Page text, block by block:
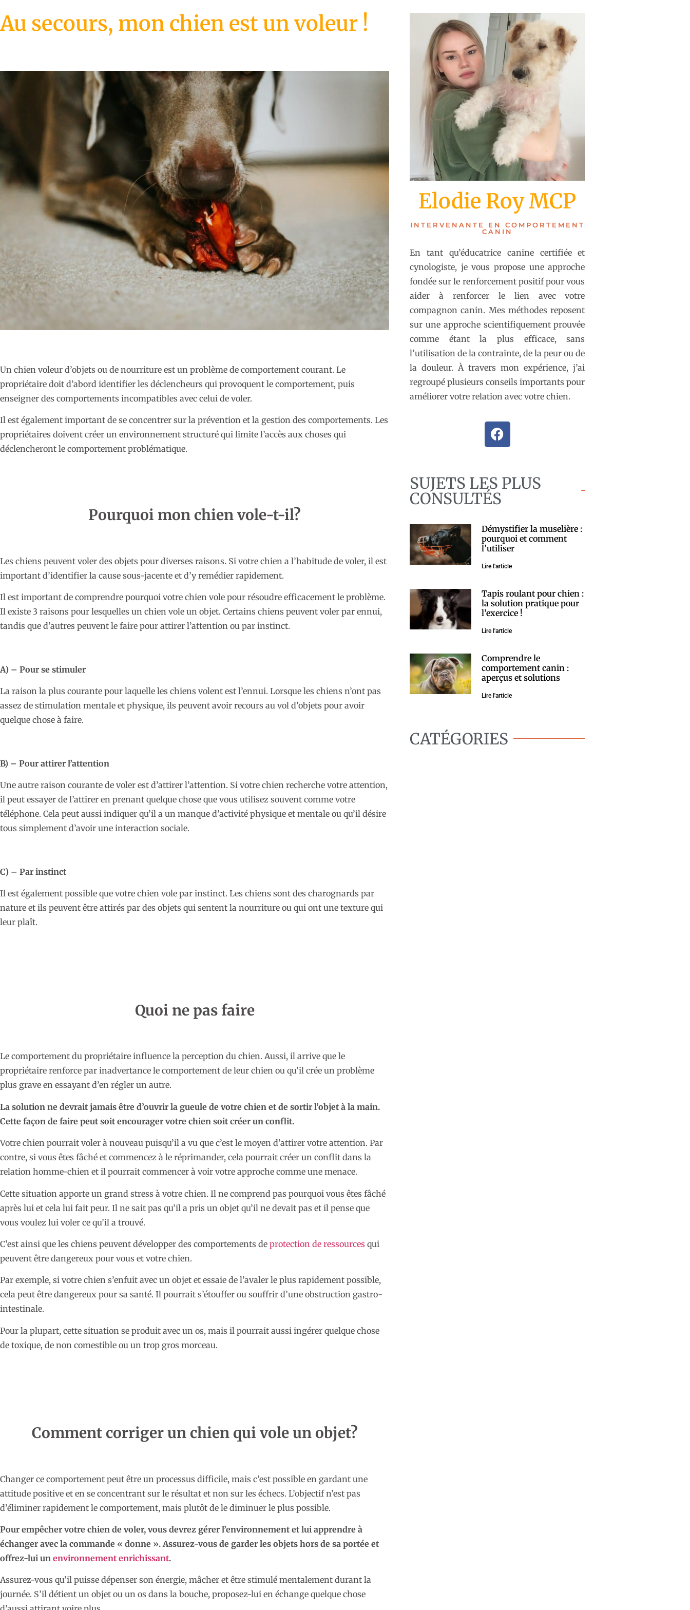
Au secours, mon chien est un voleur !
Un chien voleur d’objets ou de nourriture est un problème de comportement courant. Le
propriétaire doit d’abord identifier les déclencheurs qui provoquent le comportement, puis
enseigner des comportements incompatibles avec celui de voler.
Il est également important de se concentrer sur la prévention et la gestion des comportements. Les
propriétaires doivent créer un environnement structuré qui limite l’accès aux choses qui
déclencheront le comportement problématique.
Pourquoi mon chien vole-t-il?
Les chiens peuvent voler des objets pour diverses raisons. Si votre chien a l’habitude de voler, il est
important d’identifier la cause sous-jacente et d’y remédier rapidement.
Il est important de comprendre pourquoi votre chien vole pour résoudre efficacement le problème.
Il existe 3 raisons pour lesquelles un chien vole un objet. Certains chiens peuvent voler par ennui,
tandis que d’autres peuvent le faire pour attirer l’attention ou par instinct.
A) – Pour se stimuler
La raison la plus courante pour laquelle les chiens volent est l’ennui. Lorsque les chiens n’ont pas
assez de stimulation mentale et physique, ils peuvent avoir recours au vol d’objets pour avoir
quelque chose à faire.
B) – Pour attirer l’attention
Une autre raison courante de voler est d’attirer l’attention. Si votre chien recherche votre attention,
il peut essayer de l’attirer en prenant quelque chose que vous utilisez souvent comme votre
téléphone. Cela peut aussi indiquer qu’il a un manque d’activité physique et mentale ou qu’il désire
tous simplement d’avoir une interaction sociale.
C) – Par instinct
Il est également possible que votre chien vole par instinct. Les chiens sont des charognards par
nature et ils peuvent être attirés par des objets qui sentent la nourriture ou qui ont une texture qui
leur plaît.
Quoi ne pas faire
Le comportement du propriétaire influence la perception du chien. Aussi, il arrive que le
propriétaire renforce par inadvertance le comportement de leur chien ou qu’il crée un problème
plus grave en essayant d’en régler un autre.
La solution ne devrait jamais être d’ouvrir la gueule de votre chien et de sortir l’objet à la main.
Cette façon de faire peut soit encourager votre chien soit créer un conflit.
Votre chien pourrait voler à nouveau puisqu’il a vu que c’est le moyen d’attirer votre attention. Par
contre, si vous êtes fâché et commencez à le réprimander, cela pourrait créer un conflit dans la
relation homme-chien et il pourrait commencer à voir votre approche comme une menace.
Cette situation apporte un grand stress à votre chien. Il ne comprend pas pourquoi vous êtes fâché
après lui et cela lui fait peur. Il ne sait pas qu’il a pris un objet qu’il ne devait pas et il pense que
vous voulez lui voler ce qu’il a trouvé.
C’est ainsi que les chiens peuvent développer des comportements de protection de ressources qui
peuvent être dangereux pour vous et votre chien.
Par exemple, si votre chien s’enfuit avec un objet et essaie de l’avaler le plus rapidement possible,
cela peut être dangereux pour sa santé. Il pourrait s’étouffer ou souffrir d’une obstruction gastro-
intestinale.
Pour la plupart, cette situation se produit avec un os, mais il pourrait aussi ingérer quelque chose
de toxique, de non comestible ou un trop gros morceau.
Comment corriger un chien qui vole un objet?
Changer ce comportement peut être un processus difficile, mais c’est possible en gardant une
attitude positive et en se concentrant sur le résultat et non sur les échecs. L’objectif n’est pas
d’éliminer rapidement le comportement, mais plutôt de le diminuer le plus possible.
Pour empêcher votre chien de voler, vous devrez gérer l’environnement et lui apprendre à
échanger avec la commande « donne ». Assurez-vous de garder les objets hors de sa portée et
offrez-lui un environnement enrichissant.
Assurez-vous qu’il puisse dépenser son énergie, mâcher et être stimulé mentalement durant la
journée. S’il détient un objet ou un os dans la bouche, proposez-lui en échange quelque chose
Elodie Roy MCP
INTERVENANTE EN COMPORTEMENT
CANIN
En tant qu’éducatrice canine certifiée et
cynologiste, je vous propose une approche
fondée sur le renforcement positif pour vous
aider à renforcer le lien avec votre
compagnon canin. Mes méthodes reposent
sur une approche scientifiquement prouvée
comme étant la plus efficace, sans
l’utilisation de la contrainte, de la peur ou de
la douleur. À travers mon expérience, j’ai
regroupé plusieurs conseils importants pour
améliorer votre relation avec votre chien.
SUJETS LES PLUS
CONSULTÉS
Démystifier la muselière :
pourquoi et comment
l’utiliser
Lire l'article
Tapis roulant pour chien :
la solution pratique pour
l’exercice !
Lire l'article
Comprendre le
comportement canin :
aperçus et solutions
Lire l'article
CATÉGORIES